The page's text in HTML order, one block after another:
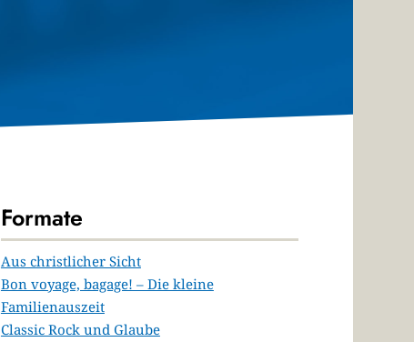
Formate
Aus christlicher Sicht
Bon voyage, bagage! – Die kleine
Familienauszeit
Classic Rock und Glaube